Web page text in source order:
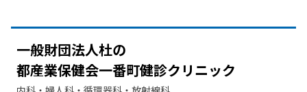
一般財団法人杜の
都産業保健会一番町健診クリニック